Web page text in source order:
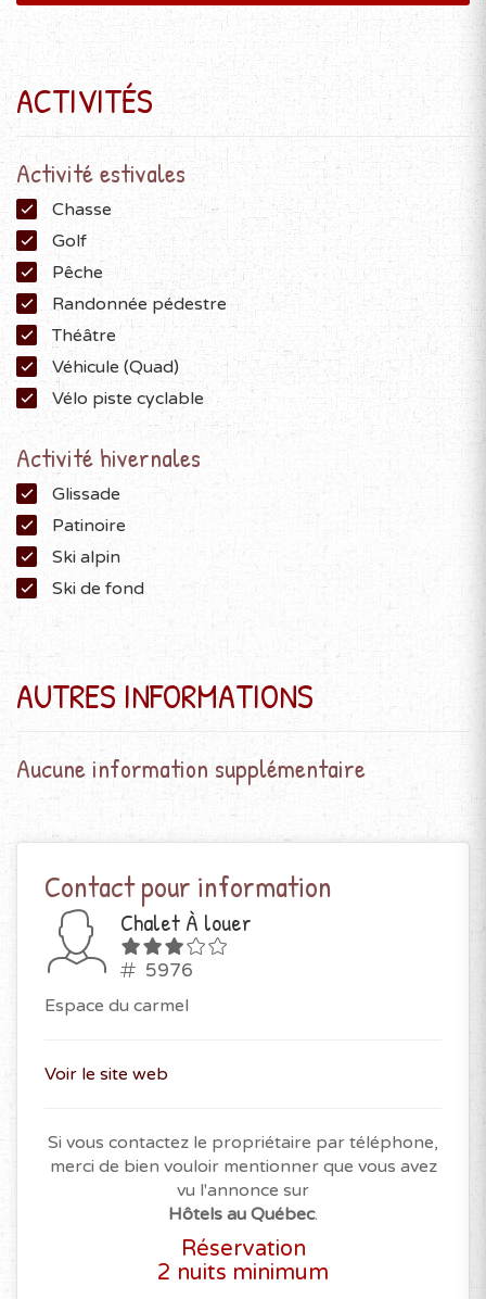
ACTIVITÉS
Activité estivales
Chasse
Golf
Pêche
Randonnée pédestre
Théâtre
Véhicule (Quad)
Vélo piste cyclable
Activité hivernales
Glissade
Patinoire
Ski alpin
Ski de fond
AUTRES INFORMATIONS
Aucune information supplémentaire
Contact pour information
Chalet À louer
5976
Espace du carmel
Voir le site web
Si vous contactez le propriétaire par téléphone,
merci de bien vouloir mentionner que vous avez
vu l'annonce sur
Hôtels au Québec.
Réservation
2 nuits minimum